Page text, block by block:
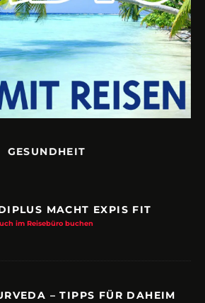
GESUNDHEIT
MACHT EXPIS FIT
im Reisebüro buchen
– TIPPS FÜR DAHEIM